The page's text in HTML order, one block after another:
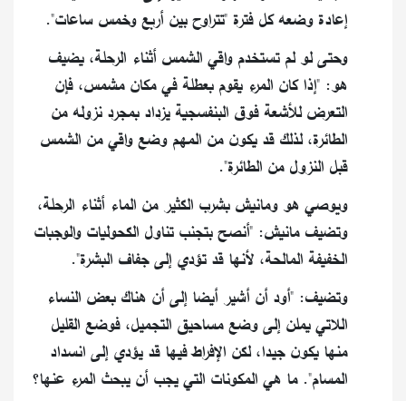
إعادة وضعه كل فترة "تتراوح بين أربع وخمس ساعات".
وحتى لو لم تستخدم واقي الشمس أثناء الرحلة، يضيف
هو: "إذا كان المرء يقوم بعطلة في مكان مشمس، فإن
التعرض للأشعة فوق البنفسجية يزداد بمجرد نزوله من
الطائرة، لذلك قد يكون من المهم وضع واقي من الشمس
قبل النزول من الطائرة".
ويوصي هو ومانيش بشرب الكثير من الماء أثناء الرحلة،
وتضيف مانيش: "أنصح بتجنب تناول الكحوليات والوجبات
الخفيفة المالحة، لأنها قد تؤدي إلى جفاف البشرة".
وتضيف: "أود أن أشير أيضا إلى أن هناك بعض النساء
اللاتي يملن إلى وضع مساحيق التجميل، فوضع القليل
منها يكون جيدا، لكن الإفراط فيها قد يؤدي إلى انسداد
المسام". ما هي المكونات التي يجب أن يبحث المرء عنها؟